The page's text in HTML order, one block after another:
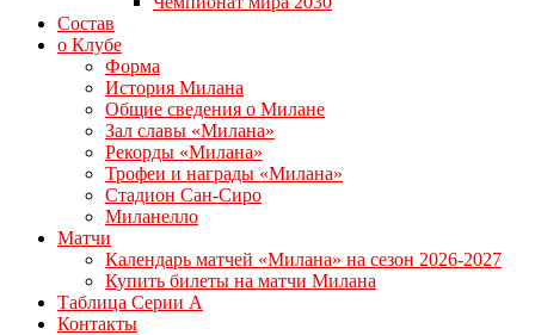
Состав
о Клубе
Форма
История Милана
Общие сведения о Милане
Зал славы «Милана»
Рекорды «Милана»
Трофеи и награды «Милана»
Стадион Сан-Сиро
Миланелло
Матчи
Календарь матчей «Милана» на сезон 2026-2027
Купить билеты на матчи Милана
Таблица Серии А
Контакты